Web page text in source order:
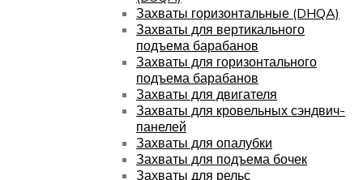
Захваты горизонтальные (DHQA)
Захваты для вертикального
подъема барабанов
Захваты для горизонтального
подъема барабанов
Захваты для двигателя
Захваты для кровельных сэндвич-
панелей
Захваты для опалубки
Захваты для подъема бочек
Захваты для рельс